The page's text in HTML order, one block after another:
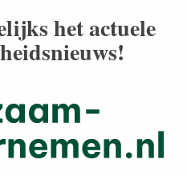
en
elektrische
en de eerste op de
omwonenden en
het actuele